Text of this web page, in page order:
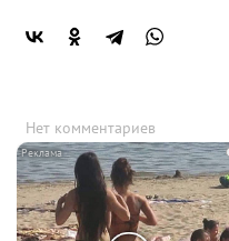
Нет комментариев